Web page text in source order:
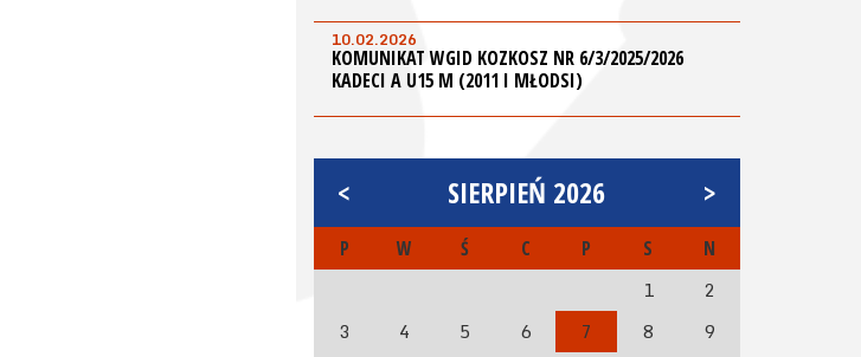
10.02.2026
KOMUNIKAT WGID KOZKOSZ NR 6/3/2025/2026
KADECI A U15 M (2011 I MŁODSI)
< SIERPIEŃ 2026 >
P W Ś C P S N
1
2
3
4 5 6 7 8
9